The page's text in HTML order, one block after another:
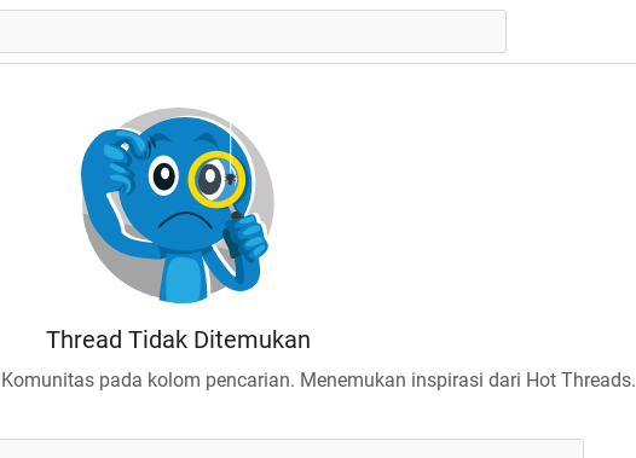
Thread Tidak Ditemukan
pada kolom pencarian. Menemukan inspirasi dari Hot Threads.